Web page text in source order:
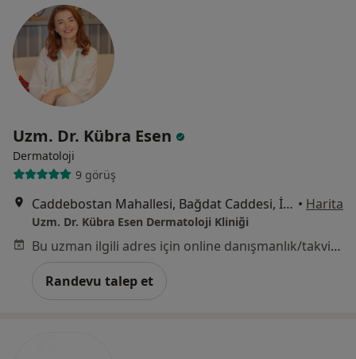
Uzm. Dr. Kübra Esen
Dermatoloji
9 görüş
Caddebostan Mahallesi, Bağdat Caddesi, İstanbul • Harita
Uzm. Dr. Kübra Esen Dermatoloji Kliniği
Bu uzman ilgili adres için online danışmanlık/takvim sunmuyor.
Randevu talep et